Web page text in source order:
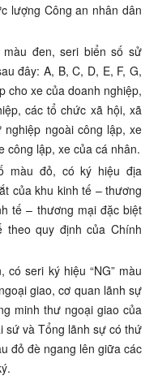
lượng Công an nhân dân
đen, seri biển số sử
đây: A, B, C, D, E, F, G,
cho xe của doanh nghiệp,
các tổ chức xã hội, xã
ngoài công lập, xe
công lập, xe của cá nhân.
màu đỏ, có ký hiệu địa
của khu kinh tế – thương
tế – thương mại đặc biệt
quy định của Chính
seri ký hiệu “NG” màu
giao, cơ quan lãnh sự
minh thư ngoại giao của
sứ và Tổng lãnh sự có thứ
đỏ đè ngang lên giữa các